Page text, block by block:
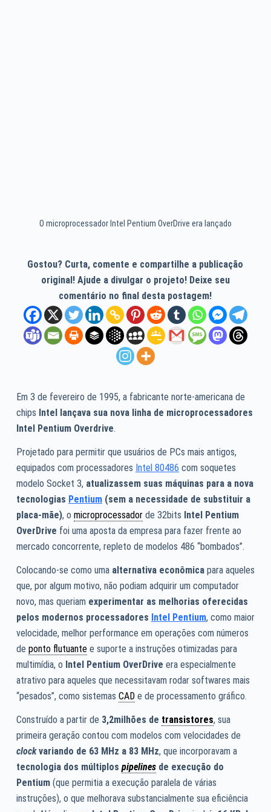
O microprocessador Intel Pentium OverDrive era lançado
Gostou? Curta, comente e compartilhe a publicação
original! Ajude a divulgar o projeto! Deixe seu
comentário no final desta postagem!
Em 3 de fevereiro de 1995, a fabricante norte-americana de
chips Intel lançava sua nova linha de microprocessadores
Intel Pentium Overdrive.
Projetado para permitir que usuários de PCs mais antigos,
equipados com processadores Intel 80486 com soquetes
modelo Socket 3, atualizassem suas máquinas para a nova
tecnologias Pentium(sem a necessidade de substituir a
placa-mãe), o microprocessadorde 32bits Intel Pentium
OverDrive foi uma aposta da empresa para fazer frente ao
mercado concorrente, repleto de modelos 486 “bombados”.
Colocando-se como uma alternativa econômicapara aqueles
que, por algum motivo, não podiam adquirir um computador
novo, mas queriam experimentar as melhorias oferecidas
pelos modernos processadores Intel Pentium, como maior
velocidade, melhor performance em operações com números
de ponto flutuantee suporte a instruções otimizadas para
multimídia, o Intel Pentium OverDrive era especialmente
atrativo para aqueles que necessitavam rodar softwares mais
“pesados”, como sistemas CADe de processamento gráfico.
Construído a partir de 3,2milhões de transistores, sua
primeira geração contou com modelos com velocidades de
clockvariando de 63 MHz a 83 MHz, que incorporavam a
tecnologia dos múltiplos pipelines de execução do
Pentium(que permitia a execução paralela de várias
instruções), o que melhorava substancialmente sua eficiência